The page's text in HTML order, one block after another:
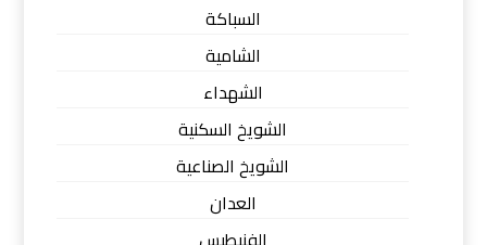
السباكة
الشامية
الشهداء
الشويخ السكنية
الشويخ الصناعية
العدان